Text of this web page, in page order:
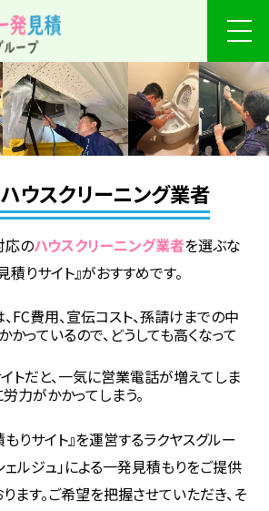
ウスクリーニング業者
応のハウスクリーニング業者を選ぶな
積りサイト』がおすすめです。
FC費用、宣伝コスト、孫請けまでの中
かっているので、どうしても高くなって
トだと、一気に営業電話が増えてしま
力がかかってしまう。
りサイト』を運営するラクヤスグルー
ェルジュ」による一発見積もりをご提供
ます。ご希望を把握させていただき、そ